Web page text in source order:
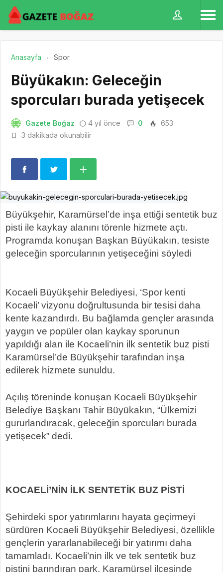
Anasayfa Spor
Büyükakın: Geleceğin
sporcuları burada yetişecek
Gazete Boğaz 4 yıl önce 0
653
3 dakikada okunabilir
Büyükşehir, Karamürsel’de inşa ettiği sentetik buz
pisti ile kaykay alanını törenle hizmete açtı.
Programda konuşan Başkan Büyükakın, tesiste
geleceğin sporcularının yetişeceğini söyledi
Kocaeli Büyükşehir Belediyesi, ‘Spor kenti
Kocaeli’ vizyonu doğrultusunda bir tesisi daha
kente kazandırdı. Bu bağlamda gençler arasında
yaygın ve popüler olan kaykay sporunun
yapıldığı alan ile Kocaeli’nin ilk sentetik buz pisti
Karamürsel’de Büyükşehir tarafından inşa
edilerek hizmete sunuldu.
Açılış töreninde konuşan Kocaeli Büyükşehir
Belediye Başkanı Tahir Büyükakın, “Ülkemizi
gururlandıracak, geleceğin sporcuları burada
yetişecek” dedi.
KOCAELİ’NİN İLK SENTETİK BUZ PİSTİ
Şehirdeki spor yatırımlarını hayata geçirmeyi
sürdüren Kocaeli Büyükşehir Belediyesi, özellikle
gençlerin yararlanabileceği bir yatırımı daha
tamamladı. Kocaeli’nin ilk ve tek sentetik buz
pistini barındıran park, Karamürsel ilçesinde